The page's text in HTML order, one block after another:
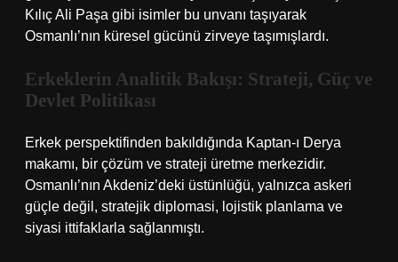
Kılıç Ali Paşa gibi isimler bu unvanı taşıyarak
Osmanlı’nın küresel gücünü zirveye taşımışlardı.
Erkeklerin Analitik Bakışı: Strateji, Güç ve
Devlet Politikası
Erkek perspektifinden bakıldığında Kaptan-ı Derya
makamı, bir çözüm ve strateji üretme merkezidir.
Osmanlı’nın Akdeniz’deki üstünlüğü, yalnızca askeri
güçle değil, stratejik diplomasi, lojistik planlama ve
siyasi ittifaklarla sağlanmıştı.